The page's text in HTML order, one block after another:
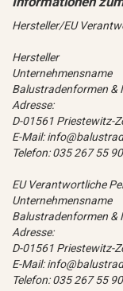
Hersteller/EU
Hersteller
Unternehmensname
Balustradenformen &
Adresse:
D-01561 Priestewitz-
E-Mail:
Telefon: 035 267 55
EU Verantwortliche
Unternehmensname
Balustradenformen &
Adresse:
D-01561 Priestewitz-
E-Mail:
Telefon: 035 267 55